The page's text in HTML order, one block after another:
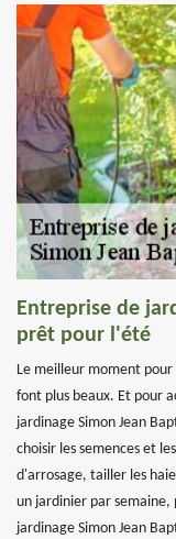
Entreprise de
prêt pour l'été
Le meilleur moment pour
font plus beaux. Et pour
jardinage Simon Jean
choisir les semences et
d'arrosage, tailler les
un jardinier par semaine,
jardinage Simon Jean